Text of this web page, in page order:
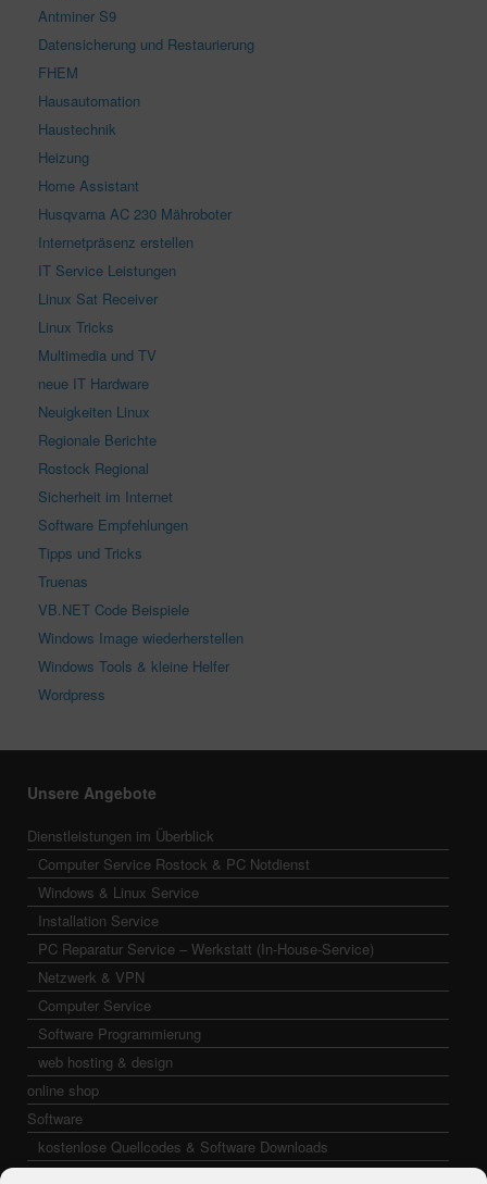
Antminer S9
Datensicherung und Restaurierung
FHEM
Hausautomation
Haustechnik
Heizung
Home Assistant
Husqvarna AC 230 Mähroboter
Internetpräsenz erstellen
IT Service Leistungen
Linux Sat Receiver
Linux Tricks
Multimedia und TV
neue IT Hardware
Neuigkeiten Linux
Regionale Berichte
Rostock Regional
Sicherheit im Internet
Software Empfehlungen
Tipps und Tricks
Truenas
VB.NET Code Beispiele
Windows Image wiederherstellen
Windows Tools & kleine Helfer
Wordpress
Unsere Angebote
Dienstleistungen im Überblick
Computer Service Rostock & PC Notdienst
Windows & Linux Service
Installation Service
PC Reparatur Service – Werkstatt (In-House-Service)
Netzwerk & VPN
Computer Service
Software Programmierung
web hosting & design
online shop
Software
kostenlose Quellcodes & Software Downloads